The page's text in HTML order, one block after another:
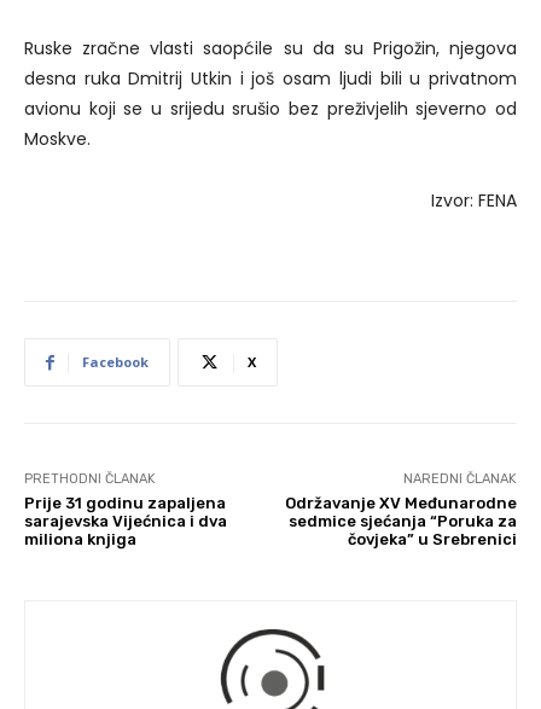
Ruske zračne vlasti saopćile su da su Prigožin, njegova
desna ruka Dmitrij Utkin i još osam ljudi bili u privatnom
avionu koji se u srijedu srušio bez preživjelih sjeverno od
Moskve.
Izvor: FENA
Facebook X
PRETHODNI ČLANAK
Prije 31 godinu zapaljena
sarajevska Vijećnica i dva
miliona knjiga
NAREDNI ČLANAK
Održavanje XV Međunarodne
sedmice sjećanja “Poruka za
čovjeka” u Srebrenici